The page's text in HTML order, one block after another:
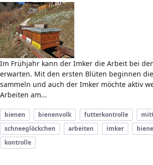
Im Frühjahr kann der Imker die Arbeit bei
erwarten. Mit den ersten Blüten beginnen
sammeln und auch der Imker möchte aktiv
Arbeiten am...
bienen bienenvolk futterkontrolle
schneeglöckchen
arbeiten imker
kontrolle